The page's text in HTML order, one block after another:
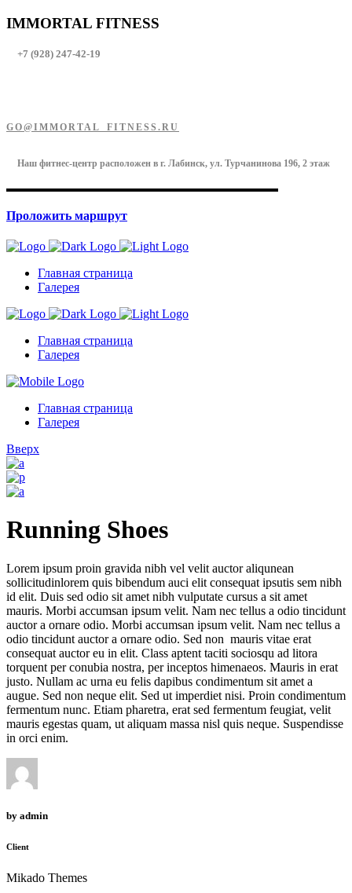
IMMORTAL FITNESS
+7 (928) 247-42-19
GO@IMMORTAL_FITNESS.RU
Наш фитнес-центр расположен в г. Лабинск, ул. Турчанинова 196, 2 этаж
Проложить маршрут
Главная страница
Галерея
Главная страница
Галерея
Главная страница
Галерея
Вверх
Running Shoes
Lorem ipsum proin gravida nibh vel velit auctor aliqunean
sollicitudinlorem quis bibendum auci elit consequat ipsutis sem nibh
id elit. Duis sed odio sit amet nibh vulputate cursus a sit amet
mauris. Morbi accumsan ipsum velit. Nam nec tellus a odio tincidunt
auctor a ornare odio. Morbi accumsan ipsum velit. Nam nec tellus a
odio tincidunt auctor a ornare odio. Sed non mauris vitae erat
consequat auctor eu in elit. Class aptent taciti sociosqu ad litora
torquent per conubia nostra, per inceptos himenaeos. Mauris in erat
justo. Nullam ac urna eu felis dapibus condimentum sit amet a
augue. Sed non neque elit. Sed ut imperdiet nisi. Proin condimentum
fermentum nunc. Etiam pharetra, erat sed fermentum feugiat, velit
mauris egestas quam, ut aliquam massa nisl quis neque. Suspendisse
in orci enim.
by admin
Client
Mikado Themes